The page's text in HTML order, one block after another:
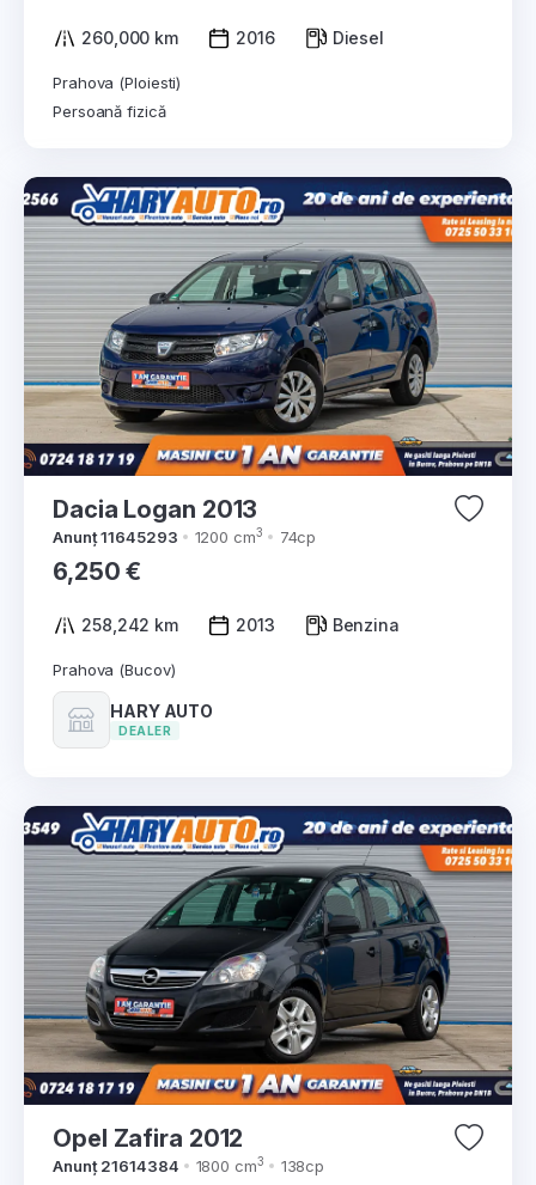
260,000 km 2016 Diesel
Prahova (Ploiesti)
Persoană fizică
Dacia Logan 2013
Anunț 11645293 1200 cm3 74cp
6,250 €
258,242 km 2013 Benzina
Prahova (Bucov)
HARY AUTO
DEALER
Opel Zafira 2012
Anunț 21614384 1800 cm3 138cp